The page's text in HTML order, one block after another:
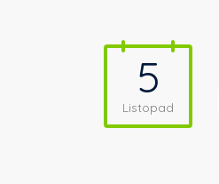
5
Listopad